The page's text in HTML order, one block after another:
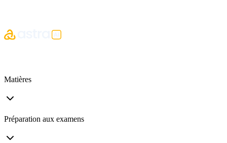
Matières
Préparation aux examens